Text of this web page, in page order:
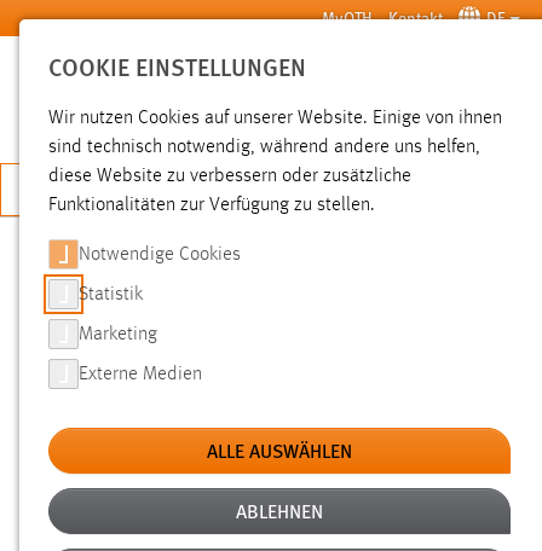
Zum Hauptinhalt springen MyOTH Kontakt DE
SUCHE
JETZT BEWERBEN
SUCHE
FILTER
Typ
Erstellungsdatum
COOKIE EINSTELLUNGEN
Wir nutzen Cookies auf unserer Website. Einige von ihnen
sind technisch notwendig, während andere uns helfen,
diese Website zu verbessern oder zusätzliche
Funktionalitäten zur Verfügung zu stellen.
Notwendige Cookies
Statistik
Marketing
Externe Medien
ALLE AUSWÄHLEN
ABLEHNEN